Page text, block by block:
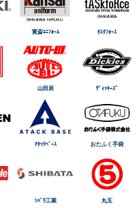
寛斎ﾕﾆﾌｫｰﾑ ﾀｽｸﾌｫｰｽ
山田辰 ﾃﾞｨｯｷｰｽﾞ
ｱﾀｯｸﾍﾞｰｽ おたふく手袋
ｼﾊﾞﾗ工業 丸五